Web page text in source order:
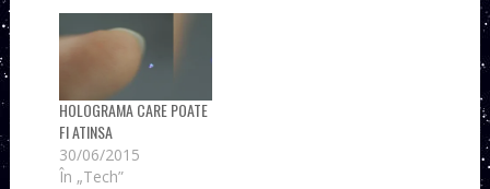
HOLOGRAMA CARE POATE
FI ATINSA
30/06/2015
În „Tech”